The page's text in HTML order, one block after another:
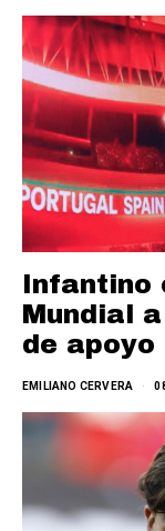
Infantino
Mundial
de apoyo
EMILIANO CERVERA